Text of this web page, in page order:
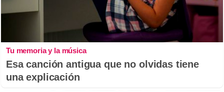
Tu memoria y la música
Esa canción antigua que no olvidas tiene
una explicación